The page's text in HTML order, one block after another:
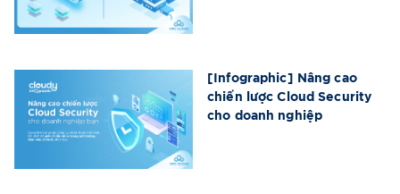
[Infographic] Nâng cao
chiến lược Cloud Security
cho doanh nghiệp